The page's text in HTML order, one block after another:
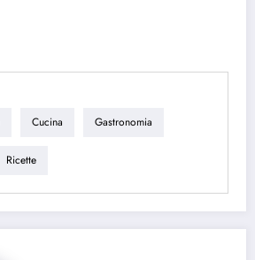
Cucina Gastronomia
Ricette